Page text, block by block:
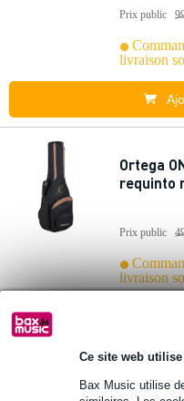
Ce site web
Bax Music utilise
Prix public
livraison
Ortega
requinto
Prix public
livraison
Ortega